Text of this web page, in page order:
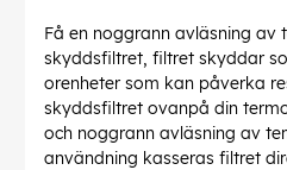
Få en noggrann avläsning av
skyddsfiltret, filtret skyddar
orenheter som kan påverka
skyddsfiltret ovanpå din
och noggrann avläsning av
användning kasseras filtret